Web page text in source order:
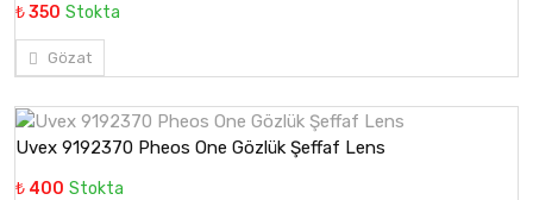
₺ 350 Stokta
Gözat
Uvex 9192370 Pheos One Gözlük Şeffaf Lens
₺ 400 Stokta